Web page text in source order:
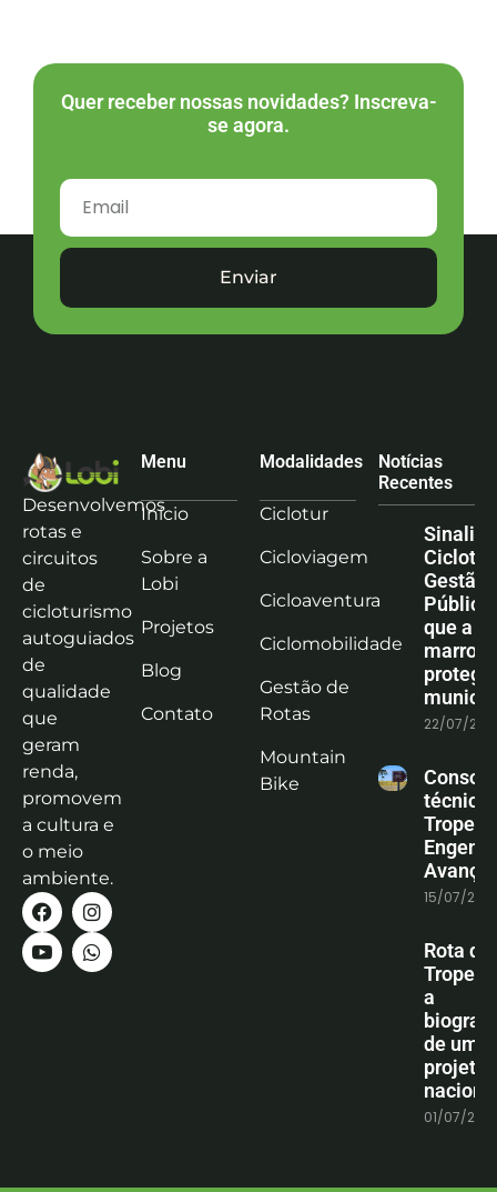
Quer receber nossas novidades? Inscreva-
se agora.
Enviar
Desenvolvemos
rotas e
circuitos
de
cicloturismo
autoguiados
de
qualidade
que
geram
renda,
promovem
a cultura e
o meio
ambiente.
Menu
Início
Sobre a
Lobi
Projetos
Blog
Contato
Modalidades
Ciclotur
Cicloviagem
Cicloaventura
Ciclomobilidade
Gestão de
Rotas
Mountain
Bike
Notícias
Recentes
Gestão
que a
marrom
protege
22/07/
técnica
15/07/
Rota
a
de um
projeto
01/07/